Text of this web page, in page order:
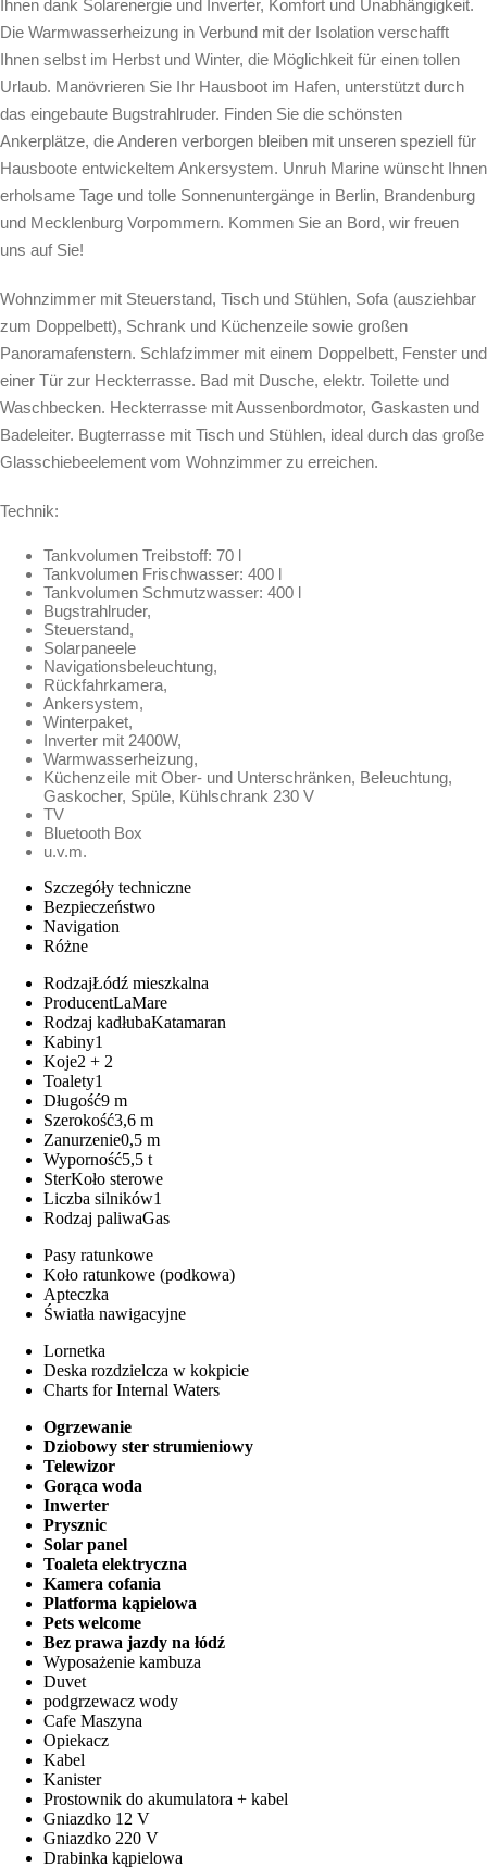
Ihnen dank Solarenergie und Inverter, Komfort und Unabhängigkeit.
Die Warmwasserheizung in Verbund mit der Isolation verschafft
Ihnen selbst im Herbst und Winter, die Möglichkeit für einen tollen
Urlaub. Manövrieren Sie Ihr Hausboot im Hafen, unterstützt durch
das eingebaute Bugstrahlruder. Finden Sie die schönsten
Ankerplätze, die Anderen verborgen bleiben mit unseren speziell für
Hausboote entwickeltem Ankersystem. Unruh Marine wünscht Ihnen
erholsame Tage und tolle Sonnenuntergänge in Berlin, Brandenburg
und Mecklenburg Vorpommern. Kommen Sie an Bord, wir freuen
uns auf Sie!
Wohnzimmer mit Steuerstand, Tisch und Stühlen, Sofa (ausziehbar
zum Doppelbett), Schrank und Küchenzeile sowie großen
Panoramafenstern. Schlafzimmer mit einem Doppelbett, Fenster und
einer Tür zur Heckterrasse. Bad mit Dusche, elektr. Toilette und
Waschbecken. Heckterrasse mit Aussenbordmotor, Gaskasten und
Badeleiter. Bugterrasse mit Tisch und Stühlen, ideal durch das große
Glasschiebeelement vom Wohnzimmer zu erreichen.
Technik:
Tankvolumen Treibstoff: 70 l
Tankvolumen Frischwasser: 400 l
Tankvolumen Schmutzwasser: 400 l
Bugstrahlruder,
Steuerstand,
Solarpaneele
Navigationsbeleuchtung,
Rückfahrkamera,
Ankersystem,
Winterpaket,
Inverter mit 2400W,
Warmwasserheizung,
Küchenzeile mit Ober- und Unterschränken, Beleuchtung,
Gaskocher, Spüle, Kühlschrank 230 V
TV
Bluetooth Box
u.v.m.
Szczegóły techniczne
Bezpieczeństwo
Navigation
Różne
RodzajŁódź mieszkalna
ProducentLaMare
Rodzaj kadłubaKatamaran
Kabiny1
Koje2 + 2
Toalety1
Długość9 m
Szerokość3,6 m
Zanurzenie0,5 m
Wyporność5,5 t
SterKoło sterowe
Liczba silników1
Rodzaj paliwaGas
Pasy ratunkowe
Koło ratunkowe (podkowa)
Apteczka
Światła nawigacyjne
Lornetka
Deska rozdzielcza w kokpicie
Charts for Internal Waters
Ogrzewanie
Dziobowy ster strumieniowy
Telewizor
Gorąca woda
Inwerter
Prysznic
Solar panel
Toaleta elektryczna
Kamera cofania
Platforma kąpielowa
Pets welcome
Bez prawa jazdy na łódź
Wyposażenie kambuza
Duvet
podgrzewacz wody
Cafe Maszyna
Opiekacz
Kabel
Kanister
Prostownik do akumulatora + kabel
Gniazdko 12 V
Gniazdko 220 V
Drabinka kąpielowa